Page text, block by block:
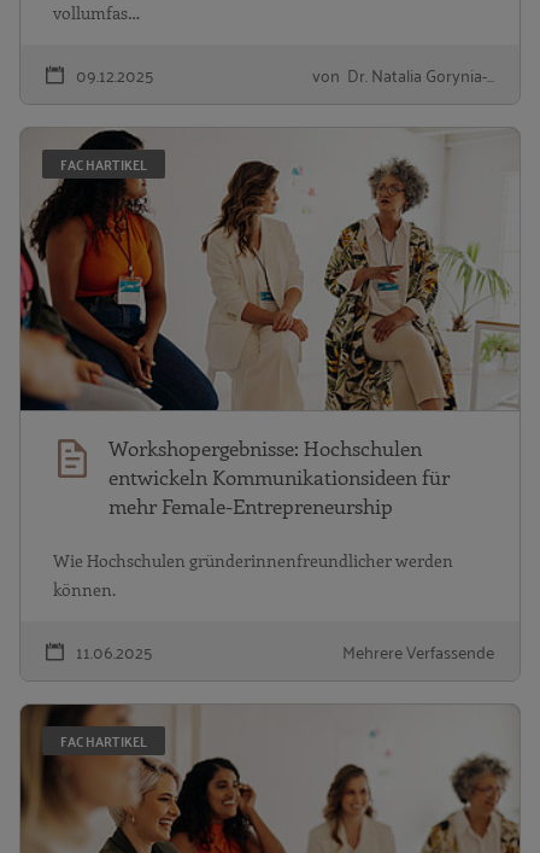
vollumfas…
09.12.2025 von Dr. Natalia Gorynia-…
FACHARTIKEL
Workshopergebnisse: Hochschulen
entwickeln Kommunikationsideen für
mehr Female-Entrepreneurship
Wie Hochschulen gründerinnenfreundlicher werden
können.
11.06.2025 Mehrere Verfassende
FACHARTIKEL